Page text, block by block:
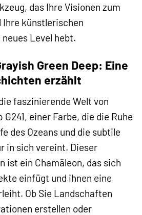
das Ihre Visionen zum
künstlerischen
Level hebt.
Green Deep: Eine
erzählt
faszinierende Welt von
G241, einer Farbe, die die Ruhe
des Ozeans und die subtile
in sich vereint. Dieser
ist ein Chamäleon, das sich
einfügt und ihnen eine
Ob Sie Landschaften
erstellen oder